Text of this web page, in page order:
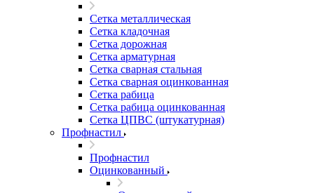
Сетка металлическая
Сетка кладочная
Сетка дорожная
Сетка арматурная
Сетка сварная стальная
Сетка сварная оцинкованная
Сетка рабица
Сетка рабица оцинкованная
Сетка ЦПВС (штукатурная)
Профнастил
Профнастил
Оцинкованный